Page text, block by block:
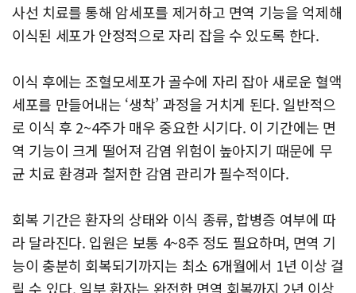
사선 치료를 통해 암세포를 제거하고 면역 기능을 억제해
이식된 세포가 안정적으로 자리 잡을 수 있도록 한다.
이식 후에는 조혈모세포가 골수에 자리 잡아 새로운 혈액
세포를 만들어내는 ‘생착’ 과정을 거치게 된다. 일반적으
로 이식 후 2~4주가 매우 중요한 시기다. 이 기간에는 면
역 기능이 크게 떨어져 감염 위험이 높아지기 때문에 무
균 치료 환경과 철저한 감염 관리가 필수적이다.
회복 기간은 환자의 상태와 이식 종류, 합병증 여부에 따
라 달라진다. 입원은 보통 4~8주 정도 필요하며, 면역 기
능이 충분히 회복되기까지는 최소 6개월에서 1년 이상 걸
릴 수 있다. 일부 환자는 완전한 면역 회복까지 2년 이상